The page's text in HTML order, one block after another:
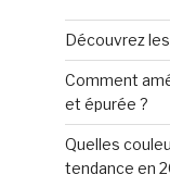
Découvrez
Comment
et épurée ?
Quelles
tendance en